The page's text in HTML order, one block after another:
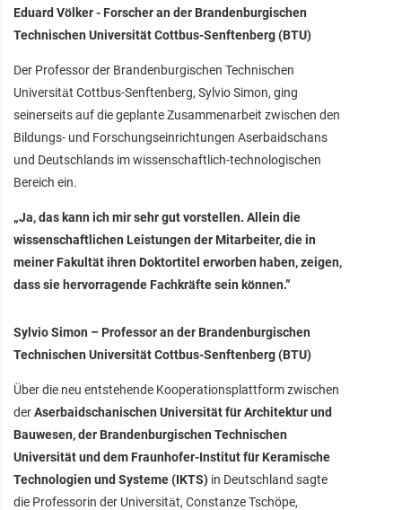
Eduard Völker - Forscher an der Brandenburgischen
Technischen Universität Cottbus-Senftenberg (BTU)
Der Professor der Brandenburgischen Technischen
Universität Cottbus-Senftenberg, Sylvio Simon, ging
seinerseits auf die geplante Zusammenarbeit zwischen den
Bildungs- und Forschungseinrichtungen Aserbaidschans
und Deutschlands im wissenschaftlich-technologischen
Bereich ein.
„Ja, das kann ich mir sehr gut vorstellen. Allein die
wissenschaftlichen Leistungen der Mitarbeiter, die in
meiner Fakultät ihren Doktortitel erworben haben, zeigen,
dass sie hervorragende Fachkräfte sein können.”
Sylvio Simon – Professor an der Brandenburgischen
Technischen Universität Cottbus-Senftenberg (BTU)
Über die neu entstehende Kooperationsplattform zwischen
derAserbaidschanischen Universität für Architektur und
Bauwesen, der Brandenburgischen Technischen
Universität und dem Fraunhofer-Institut für Keramische
Technologien und Systeme (IKTS) in Deutschland sagte
die Professorin der Universität, Constanze Tschöpe,